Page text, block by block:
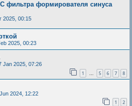
фильтра формирователя синуса
2025, 00:15
2025, 00:23
Jan 2025, 07:26
1 … 5 6 7 8
2024, 12:22
1 2